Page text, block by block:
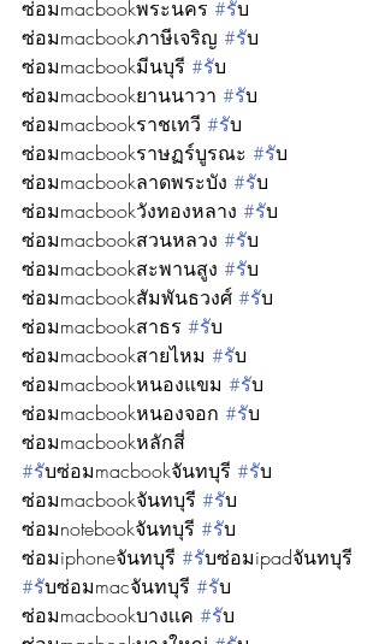
ซ่อมmacbookพระนคร #รับ
ซ่อมmacbookภาษีเจริญ #รับ
ซ่อมmacbookมีนบุรี #รับ
ซ่อมmacbookยานนาวา #รับ
ซ่อมmacbookราชเทวี #รับ
ซ่อมmacbookราษฏร์บูรณะ #รับ
ซ่อมmacbookลาดพระบัง #รับ
ซ่อมmacbookวังทองหลาง #รับ
ซ่อมmacbookสวนหลวง #รับ
ซ่อมmacbookสะพานสูง #รับ
ซ่อมmacbookสัมพันธวงศ์ #รับ
ซ่อมmacbookสาธร #รับ
ซ่อมmacbookสายไหม #รับ
ซ่อมmacbookหนองแขม #รับ
ซ่อมmacbookหนองจอก #รับ
ซ่อมmacbookหลักสี่
#รับซ่อมmacbookจันทบุรี #รับ
ซ่อมmacbookจันทบุรี #รับ
ซ่อมnotebookจันทบุรี #รับ
ซ่อมiphoneจันทบุรี #รับซ่อมipadจันทบุรี
#รับซ่อมmacจันทบุรี #รับ
ซ่อมmacbookบางเเค #รับ